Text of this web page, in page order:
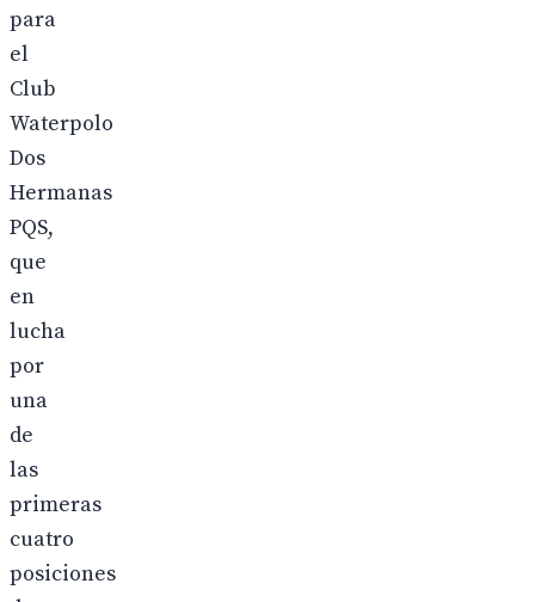
para
el
Club
Waterpolo
Dos
Hermanas
PQS,
que
en
lucha
por
una
de
las
primeras
cuatro
posiciones